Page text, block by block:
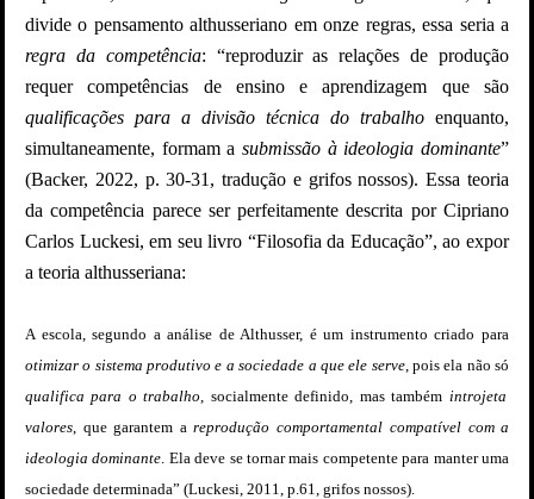
divide o pensamento althusseriano em onze regras, essa seria a
regra da competência: “reproduzir as relações de produção
requer competências de ensino e aprendizagem que são
qualificações para a divisão técnica do trabalho enquanto,
simultaneamente, formam a submissão à ideologia dominante”
(Backer, 2022, p. 30-31, tradução e grifos nossos). Essa teoria
da competência parece ser perfeitamente descrita por Cipriano
Carlos Luckesi, em seu livro “Filosofia da Educação”, ao expor
a teoria althusseriana:
A escola, segundo a análise de Althusser, é um instrumento criado para
otimizar o sistema produtivo e a sociedade a que ele serve, pois ela não só
qualifica para o trabalho, socialmente definido, mas também introjeta
valores, que garantem a reprodução comportamental compatível com a
ideologia dominante. Ela deve se tornar mais competente para manter uma
sociedade determinada” (Luckesi, 2011, p.61, grifos nossos).